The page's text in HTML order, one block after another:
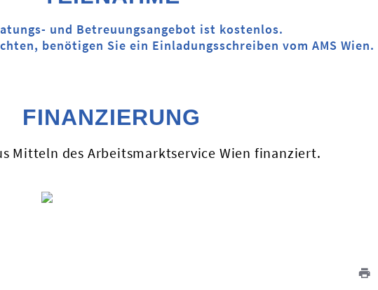
und Betreuungsangebot ist kostenlos.
benötigen Sie ein Einladungsschreiben vom AMS Wien.
FINANZIERUNG
Mitteln des Arbeitsmarktservice Wien finanziert.